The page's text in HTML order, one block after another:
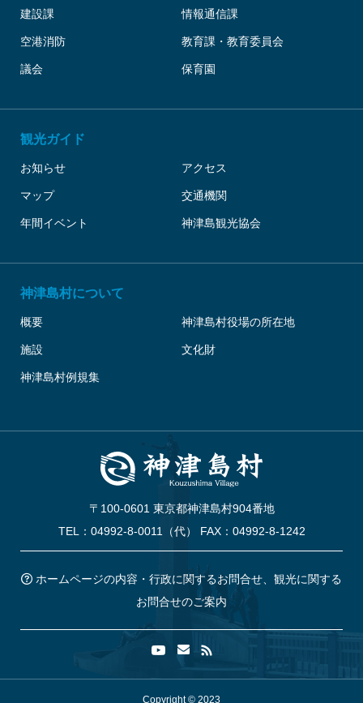
建設課 情報通信課
空港消防 教育課・教育委員会
議会 保育園
観光ガイド
お知らせ アクセス
マップ 交通機関
年間イベント 神津島観光協会
神津島村について
概要 神津島村役場の所在地
施設 文化財
神津島村例規集
〒100-0601 東京都神津島村904番地
TEL：04992-8-0011（代） FAX：04992-8-1242
ホームページの内容・行政に関するお問合せ、観光に関する
お問合せのご案内
Copyright © 2023